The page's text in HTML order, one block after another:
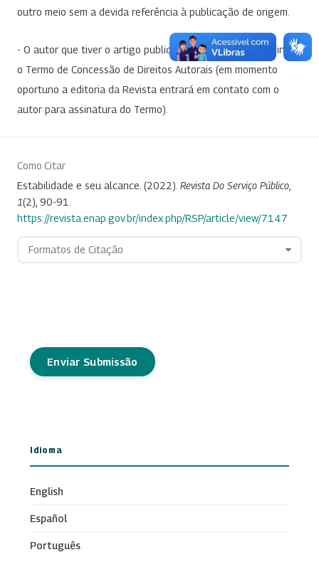
outro meio sem a devida referência à publicação de origem.
- O autor que tiver o artigo publicado na RSP deverá assinar
o Termo de Concessão de Direitos Autorais (em momento
oportuno a editoria da Revista entrará em contato com o
autor para assinatura do Termo).
Como Citar
Estabilidade e seu alcance. (2022). Revista Do Serviço Público
1(2), 90-91.
https://revista.enap.gov.br/index.php/RSP/article/view/7147
Formatos de Citação
Enviar Submissão
Idioma
English
Español
Português